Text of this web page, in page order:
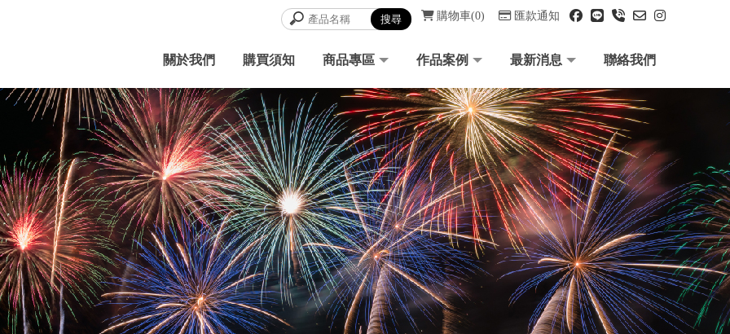
購物車 0 匯款通知
關於我們 購買須知 商品專區 作品案例 最新消息 聯絡我們